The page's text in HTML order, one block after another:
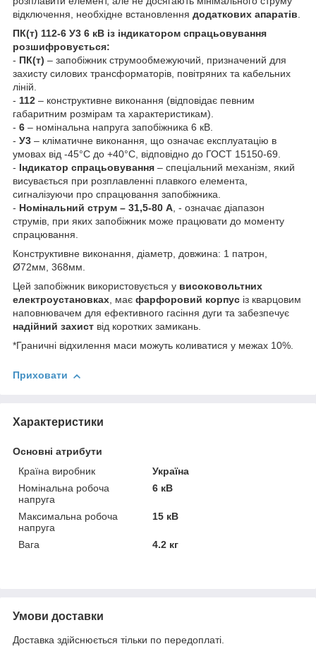
відключення, необхідне встановлення додаткових апаратів.
ПК(т) 112-6 У3 6 кВ із індикатором спрацьовування
розшифровується:
- ПК(т) – запобіжник струмообмежуючий, призначений для
захисту силових трансформаторів, повітряних та кабельних
ліній.
- 112 – конструктивне виконання (відповідає певним
габаритним розмірам та характеристикам).
- 6 – номінальна напруга запобіжника 6 кВ.
- У3 – кліматичне виконання, що означає експлуатацію в
умовах від -45°C до +40°C, відповідно до ГОСТ 15150-69.
- Індикатор спрацьовування – спеціальний механізм, який
висувається при розплавленні плавкого елемента,
сигналізуючи про спрацювання запобіжника.
- Номінальний струм – 31,5-80 А, - означає діапазон
струмів, при яких запобіжник може працювати до моменту
спрацювання.
Конструктивне виконання, діаметр, довжина: 1 патрон,
Ø72мм, 368мм.
Цей запобіжник використовується у високовольтних
електроустановках, має фарфоровий корпус із кварцовим
наповнювачем для ефективного гасіння дуги та забезпечує
надійний захист від коротких замикань.
*Граничні відхилення маси можуть коливатися у межах 10%.
Приховати
Характеристики
Основні атрибути
Країна виробник
Україна
Номінальна робоча
напруга
6 кВ
Максимальна робоча
напруга
15 кВ
Вага 4.2 кг
Умови доставки
Доставка здійснюється тільки по передоплаті.